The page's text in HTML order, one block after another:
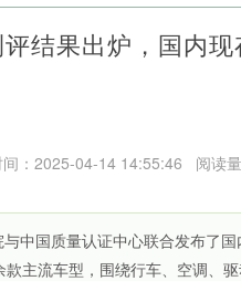
结果出炉，国内
：2025-04-14 14:55:46 阅读
中国质量认证中心联合发布了
主流车型，围绕行车、空调、